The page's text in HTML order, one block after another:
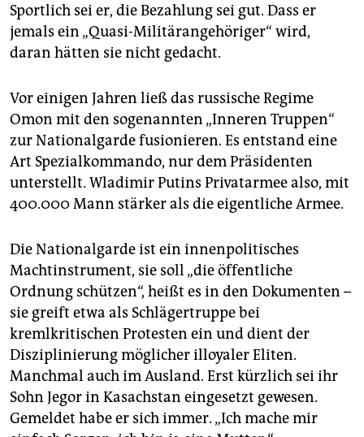
Sportlich sei er, die Bezahlung sei gut. Dass er
jemals ein „Quasi-Militärangehöriger“ wird,
daran hätten sie nicht gedacht.
Vor einigen Jahren ließ das russische Regime
Omon mit den sogenannten „Inneren Truppen“
zur Nationalgarde fusionieren. Es entstand eine
Art Spezialkommando, nur dem Präsidenten
unterstellt. Wladimir Putins Privatarmee also, mit
400.000 Mann stärker als die eigentliche Armee.
Die Nationalgarde ist ein innenpolitisches
Machtinstrument, sie soll „die öffentliche
Ordnung schützen“, heißt es in den Dokumenten –
sie greift etwa als Schlägertruppe bei
kremlkritischen Protesten ein und dient der
Disziplinierung möglicher illoyaler Eliten.
Manchmal auch im Ausland. Erst kürzlich sei ihr
Sohn Jegor in Kasachstan eingesetzt gewesen.
Gemeldet habe er sich immer. „Ich mache mir